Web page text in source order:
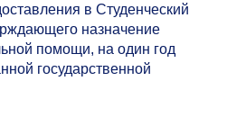
в Студенческий
назначение
помощи, на один год
государственной